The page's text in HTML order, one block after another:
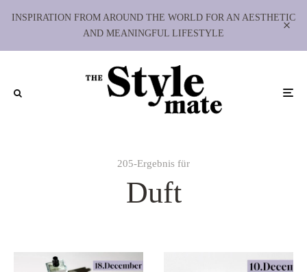
INSPIRATION FROM AROUND THE WORLD FOR AN AESTHETIC
AND MEANINGFUL LIFESTYLE
205-Ergebnis für
Duft